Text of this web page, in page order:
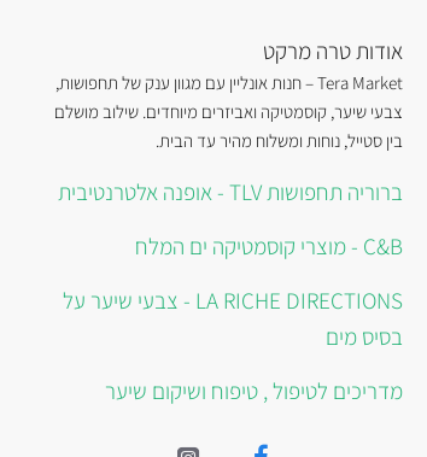
אודות טרה מרקט
Tera Market – חנות אונליין עם מגוון ענק של תחפושות,
צבעי שיער, קוסמטיקה ואביזרים מיוחדים. שילוב מושלם
בין סטייל, נוחות ומשלוח מהיר עד הבית.
ברוריה תחפושות TLV - אופנה אלטרנטיבית
C&B - מוצרי קוסמטיקה ים המלח
LA RICHE DIRECTIONS - צבעי שיער על
בסיס מים
מדריכים לטיפול , טיפוח ושיקום שיער